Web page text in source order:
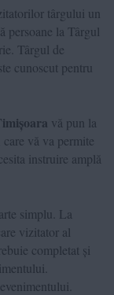
târgului un
persoane la Târgul
Târgul de
cunoscut pentru
vă pun la
vă va permite
instruire amplă
simplu. La
vizitator al
completat și